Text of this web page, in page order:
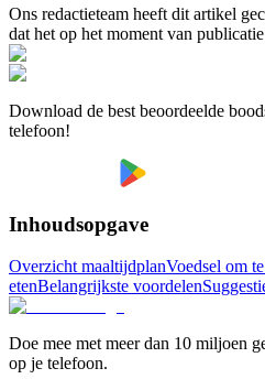
Ons redactieteam heeft dit artikel
dat het op het moment van
Download de best beoordeelde
telefoon!
Inhoudsopgave
Overzicht maaltijdplanVoedsel om
etenBelangrijkste voordelen
Doe mee met meer dan 10 miljoen
op je telefoon.